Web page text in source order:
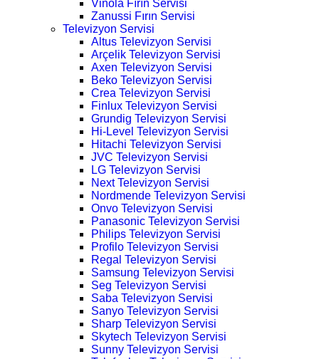
Vinola Fırın Servisi
Zanussi Fırın Servisi
Televizyon Servisi
Altus Televizyon Servisi
Arçelik Televizyon Servisi
Axen Televizyon Servisi
Beko Televizyon Servisi
Crea Televizyon Servisi
Finlux Televizyon Servisi
Grundig Televizyon Servisi
Hi-Level Televizyon Servisi
Hitachi Televizyon Servisi
JVC Televizyon Servisi
LG Televizyon Servisi
Next Televizyon Servisi
Nordmende Televizyon Servisi
Onvo Televizyon Servisi
Panasonic Televizyon Servisi
Philips Televizyon Servisi
Profilo Televizyon Servisi
Regal Televizyon Servisi
Samsung Televizyon Servisi
Seg Televizyon Servisi
Saba Televizyon Servisi
Sanyo Televizyon Servisi
Sharp Televizyon Servisi
Skytech Televizyon Servisi
Sunny Televizyon Servisi